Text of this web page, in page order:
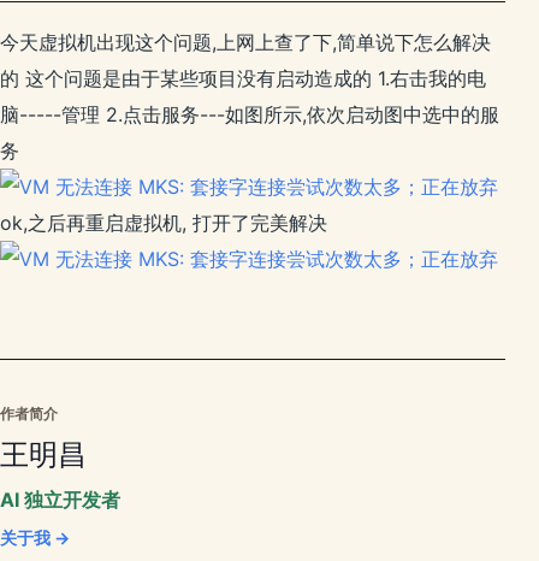
今天虚拟机出现这个问题,上网上查了下,简单说下怎么解决
的 这个问题是由于某些项目没有启动造成的 1.右击我的电
脑-----管理 2.点击服务---如图所示,依次启动图中选中的服
务
ok,之后再重启虚拟机, 打开了完美解决
作者简介
王明昌
AI 独立开发者
关于我 →